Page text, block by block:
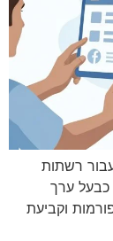
רשתות
לב כבעל ערך
וקביעת